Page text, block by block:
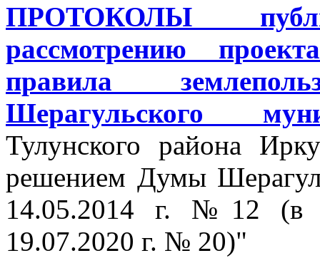
ПРОТОКОЛЫ
рассмотрению
правила
Шерагульского
Тулунского района
решением Думы
14.05.2014 г. №12 (в
19.07.2020 г. № 20)"